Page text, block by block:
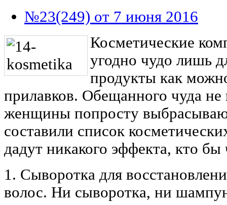
№23(249) от 7 июня 2016
Косметические
угодно чудо лишь
продукты как
прилавков. Обещанного чуда
женщины попросту
составили список
дадут никакого эффекта, кто
1. Сыворотка для
волос. Ни сыворотка, ни